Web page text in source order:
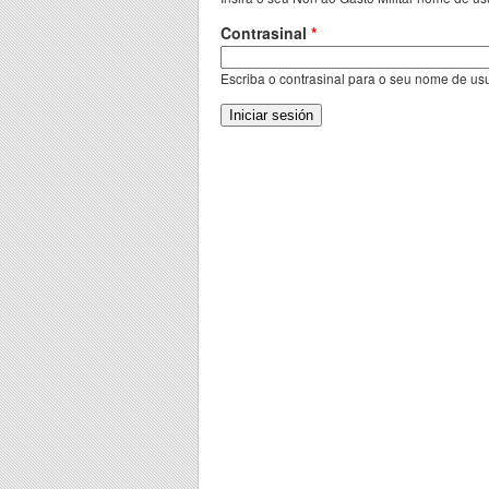
Contrasinal *
Escriba o contrasinal para o seu nome de